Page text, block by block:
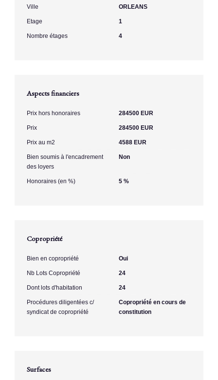
Ville ORLEANS
Etage 1
Nombre étages 4
Aspects financiers
Prix hors honoraires 284500 EUR
Prix 284500 EUR
Prix au m2 4588 EUR
Bien soumis à l'encadrement
des loyers
Non
Honoraires (en %) 5 %
Copropriété
Bien en copropriété Oui
Nb Lots Copropriété 24
Dont lots d'habitation 24
Procédures diligentées c/
syndicat de copropriété
Copropriété en cours de
constitution
Surfaces